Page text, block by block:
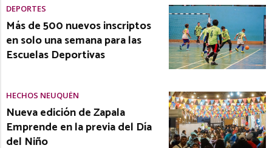
DEPORTES
Más de 500 nuevos inscriptos
en solo una semana para las
Escuelas Deportivas
HECHOS NEUQUÉN
Nueva edición de Zapala
Emprende en la previa del Día
del Niño